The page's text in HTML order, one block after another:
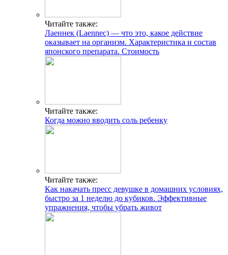
Читайте также:
Лаеннек (Laennec) — что это, какое действие
оказывает на организм. Характеристика и состав
японского препарата. Стоимость
Читайте также:
Когда можно вводить соль ребенку
Читайте также:
Как накачать пресс девушке в домашних условиях,
быстро за 1 неделю до кубиков. Эффективные
упражнения, чтобы убрать живот